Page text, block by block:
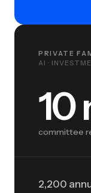
PRIVATE
AI ·
10
10 min
committee
2,200